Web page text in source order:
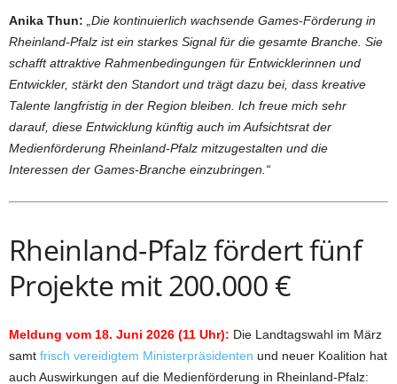
Anika Thun:
„Die kontinuierlich wachsende Games-Förderung in
Rheinland-Pfalz ist ein starkes Signal für die gesamte Branche. Sie
schafft attraktive Rahmenbedingungen für Entwicklerinnen und
Entwickler, stärkt den Standort und trägt dazu bei, dass kreative
Talente langfristig in der Region bleiben. Ich freue mich sehr
darauf, diese Entwicklung künftig auch im Aufsichtsrat der
Medienförderung Rheinland-Pfalz mitzugestalten und die
Interessen der Games-Branche einzubringen.“
Rheinland-Pfalz fördert fünf
Projekte mit 200.000 €
Meldung vom 18. Juni 2026 (11 Uhr): Die Landtagswahl im März
samt frisch vereidigtem Ministerpräsidenten und neuer Koalition hat
auch Auswirkungen auf die Medienförderung in Rheinland-Pfalz: